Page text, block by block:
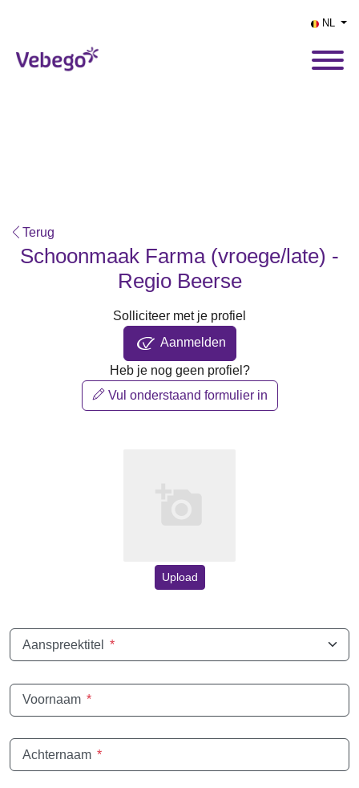
NL
Terug
Schoonmaak Farma (vroege/late) -
Regio Beerse
Solliciteer met je profiel
Aanmelden
Heb je nog geen profiel?
Vul onderstaand formulier in
Upload
Aanspreektitel *
Voornaam *
Achternaam *